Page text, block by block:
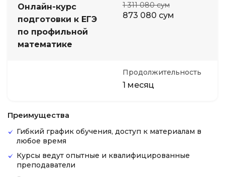
Онлайн-курс
подготовки к ЕГЭ
по профильной
математике
1 311 080 сум
873 080 сум
Продолжительность
1 месяц
Преимущества
Гибкий график обучения, доступ к материалам в
любое время
Курсы ведут опытные и квалифицированные
преподаватели